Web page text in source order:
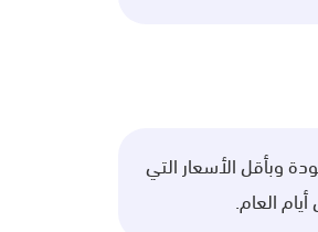
وبأقل الأسعار التي
العام.